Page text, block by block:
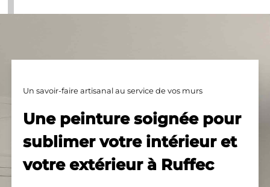
Un savoir-faire artisanal au service de vos murs
Une peinture soignée pour
sublimer votre intérieur et
votre extérieur à Ruffec